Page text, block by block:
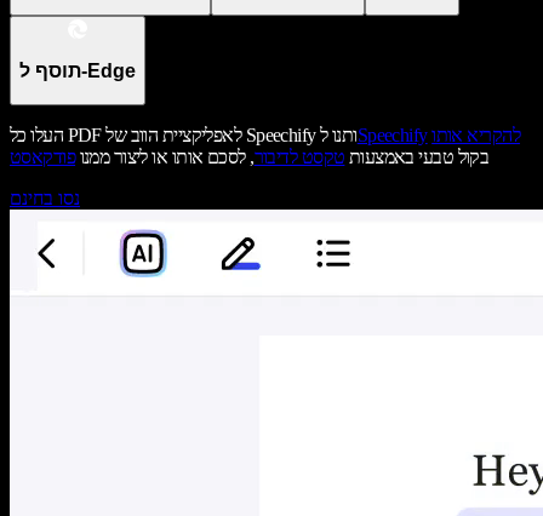
תוסף ל-Edge
העלו כל PDF לאפליקציית הווב של Speechify ותנו לSpeechify להקריא אותו
בקול טבעי באמצעות טקסט לדיבור, לסכם אותו או ליצור ממנופודקאסט
נסו בחינם